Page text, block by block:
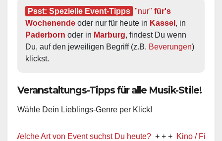
Psst: Spezielle Event-Tipps "nur" für's
Wochenende oder nur für heute in Kassel
Paderborn oder in Marburg, findest Du wenn
Du, auf den jeweiligen Begriff (z.B. Beverungen)
klickst.
Veranstaltungs-Tipps für alle Musik-Stile!
Wähle Dein Lieblings-Genre per Klick!
Art von Event suchst Du heute? + + + Kino / Film + + +